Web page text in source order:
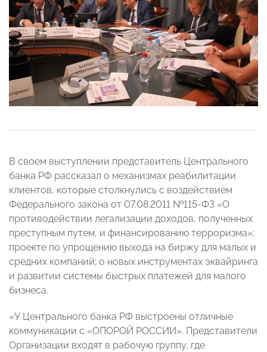
В своем выступлении представитель Центрального
банка РФ рассказал о механизмах реабилитации
клиентов, которые столкнулись с воздействием
Федерального закона от 07.08.2011 №115-ФЗ «О
противодействии легализации доходов, полученных
преступным путем, и финансированию терроризма»;
проекте по упрощению выхода на биржу для малых и
средних компаний; о новых инструментах эквайринга
и развитии системы быстрых платежей для малого
бизнеса.
«У Центрального банка РФ выстроены отличные
коммуникации с «ОПОРОЙ РОССИИ». Представители
Организации входят в рабочую группу, где